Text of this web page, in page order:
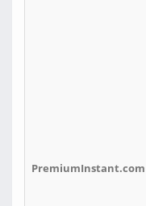
PremiumInstant.com